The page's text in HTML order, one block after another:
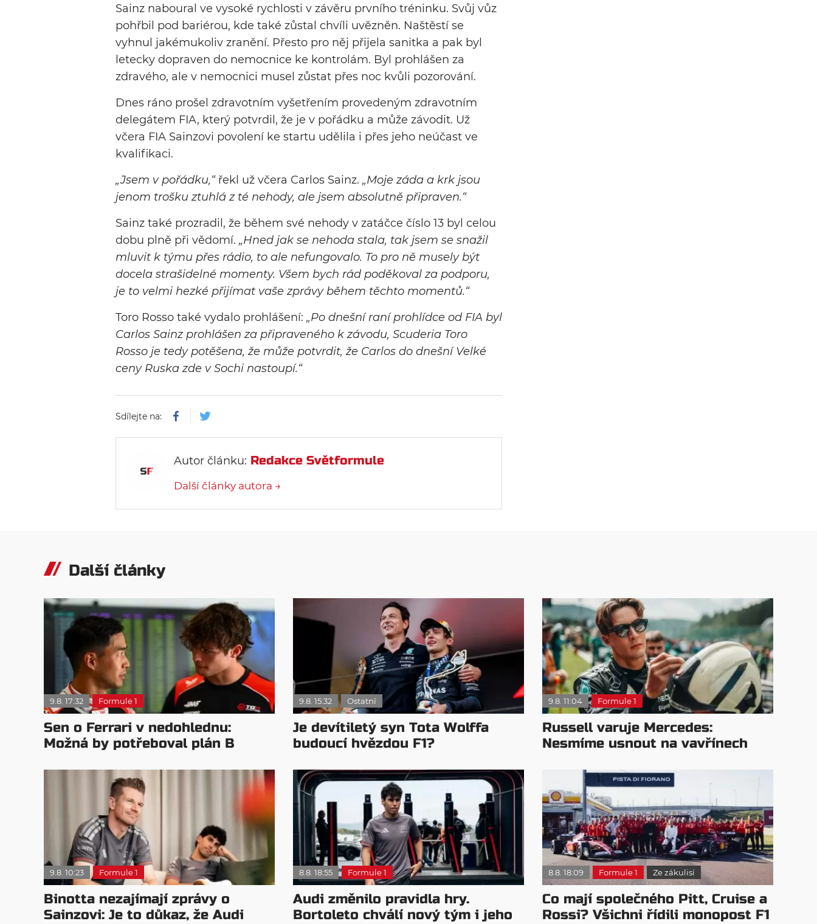
Sainz naboural ve vysoké rychlosti v závěru prvního tréninku. Svůj vůz
pohřbil pod bariérou, kde také zůstal chvíli uvězněn. Naštěstí se
vyhnul jakémukoliv zranění. Přesto pro něj přijela sanitka a pak byl
letecky dopraven do nemocnice ke kontrolám. Byl prohlášen za
zdravého, ale v nemocnici musel zůstat přes noc kvůli pozorování.
Dnes ráno prošel zdravotním vyšetřením provedeným zdravotním
delegátem FIA, který potvrdil, že je v pořádku a může závodit. Už
včera FIA Sainzovi povolení ke startu udělila i přes jeho neúčast ve
kvalifikaci.
„Jsem v pořádku,“řekl už včera Carlos Sainz. „Moje záda a krk jsou
jenom trošku ztuhlá z té nehody, ale jsem absolutně připraven.“
Sainz také prozradil, že během své nehody v zatáčce číslo 13 byl celou
dobu plně při vědomí. „Hned jak se nehoda stala, tak jsem se snažil
mluvit k týmu přes rádio, to ale nefungovalo. To pro ně musely být
docela strašidelné momenty. Všem bych rád poděkoval za podporu,
je to velmi hezké přijímat vaše zprávy během těchto momentů.“
Toro Rosso také vydalo prohlášení: „Po dnešní raní prohlídce od FIA byl
Carlos Sainz prohlášen za připraveného k závodu, Scuderia Toro
Rosso je tedy potěšena, že může potvrdit, že Carlos do dnešní Velké
ceny Ruska zde v Sochi nastoupí.“
Sdílejte na:
Autor článku: Redakce Světformule
Další články autora →
Další články
9.8. 17:32 Formule 1
Sen o Ferrari v nedohlednu:
Možná by potřeboval plán B
9.8. 15:32 Ostatní
Je devítiletý syn Tota Wolffa
budoucí hvězdou F1?
9.8. 11:04 Formule 1
Russell varuje Mercedes:
Nesmíme usnout na vavřínech
9.8. 10:23 Formule 1
Binotta nezajímají zprávy o
Sainzovi: Je to důkaz, že Audi
8.8. 18:55 Formule 1
Audi změnilo pravidla hry.
Bortoleto chválí nový tým i jeho
8.8. 18:09 Formule 1 Ze zákulisí
Co mají společného Pitt, Cruise a
Rossi? Všichni řídili monopost F1